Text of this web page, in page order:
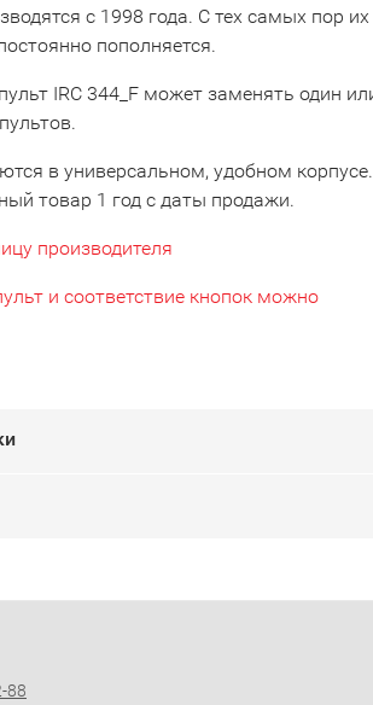
с 1998 года. С тех самых пор их
пополняется.
IRC 344_F может заменять один
в универсальном, удобном корпусе.
товар 1 год с даты продажи.
производителя
и соответствие кнопок можно
88